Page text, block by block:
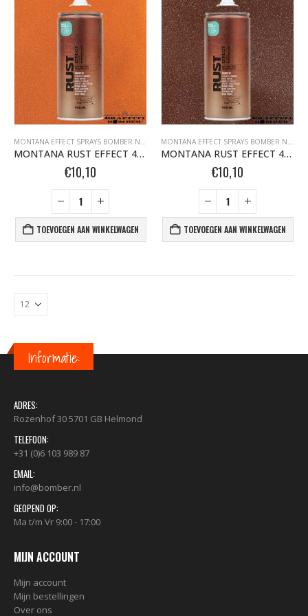
MONTANA EFFECT SPRAYS BOMBER.NL, MONTANA GOLD BOMBER.NL ,MONTANA
MONTANA RUST EFFECT 400ML ER8000 ORANGE BROWN 532573
€10,10
TOEVOEGEN AAN WINKELWAGEN
MONTANA EFFECT SPRAYS BOMBER.NL,
MONTANA RUST EFFECT 400ML ER8100 BROWN 532580
€10,10
TOEVOEGEN AAN WINKELWAGEN
out of 5
€1,95
out of 5
1,95
0out of 5
€1,95
0out of 5
€1,95
Informatie:
ADRES:
Rozenhof 30 5701 GB Helmond
TELEFOON:
+31 (0)6 103 989 87
EMAIL:
info@bomber.nl
GEOPEND OP:
Ma t/m Vr 9:00 - 17:00
MIJN ACCOUNT
Mijn account
Mijn bestellingen
Over ons